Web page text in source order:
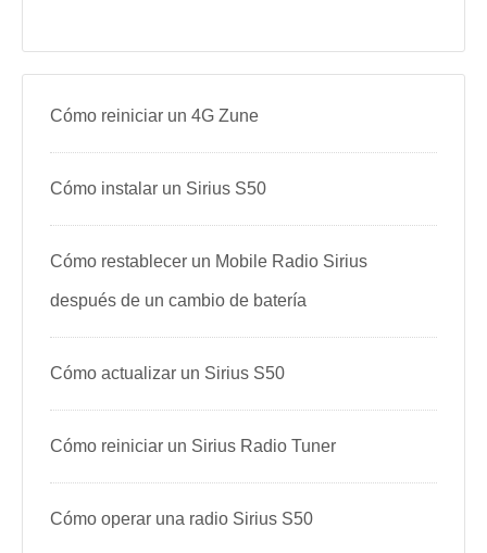
Cómo reiniciar un 4G Zune
Cómo instalar un Sirius S50
Cómo restablecer un Mobile Radio Sirius
después de un cambio de batería
Cómo actualizar un Sirius S50
Cómo reiniciar un Sirius Radio Tuner
Cómo operar una radio Sirius S50